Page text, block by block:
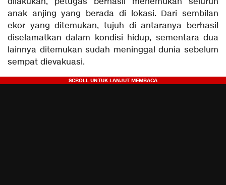
anak anjing yang berada di lokasi. Dari sembilan
ekor yang ditemukan, tujuh di antaranya berhasil
diselamatkan dalam kondisi hidup, sementara dua
lainnya ditemukan sudah meninggal dunia sebelum
sempat dievakuasi.